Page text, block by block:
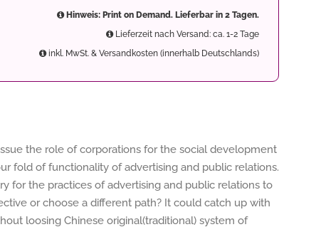
Hinweis: Print on Demand. Lieferbar in 2 Tagen.
Lieferzeit nach Versand: ca. 1-2 Tage
inkl. MwSt. & Versandkosten (innerhalb Deutschlands)
the role of corporations for the social development
fold of functionality of advertising and public relations.
for the practices of advertising and public relations to
or choose a different path? It could catch up with
loosing Chinese original(traditional) system of